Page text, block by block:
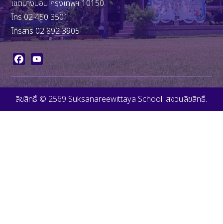
เขตบางบอน กรุงเทพฯ 10150
โทร 02 450 3501
โทรสาร 02 892 3905
FacebookYouTube
ลิขสิทธิ์ © 2569 Suksanareewittaya School. สงวนลิขสิทธิ์.